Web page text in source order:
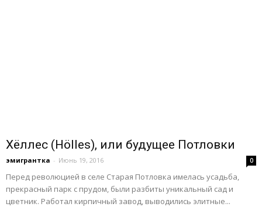
Хёллес (Hölles), или будущее Потловки
эмигрантка - Июнь 19, 2016 0
Перед революцией в селе Старая Потловка имелась усадьба,
прекрасный парк с прудом, были разбиты уникальный сад и
цветник. Работал кирпичный завод, выводились элитные...